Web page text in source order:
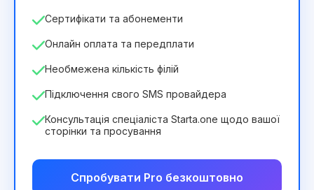
Сертифікати та абонементи
Онлайн оплата та передплати
Необмежена кількість філій
Підключення свого SMS провайдера
Консультація спеціаліста Starta.one щодо вашої
сторінки та просування
Спробувати Pro безкоштовно